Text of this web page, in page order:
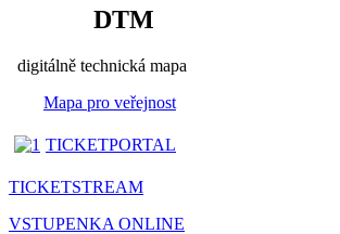
DTM
digitálně technická mapa
Mapa pro veřejnost
TICKETPORTAL
TICKETSTREAM
VSTUPENKA ONLINE